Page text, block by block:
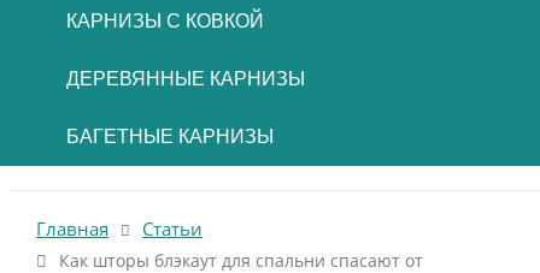
КАРНИЗЫ С КОВКОЙ
ДЕРЕВЯННЫЕ КАРНИЗЫ
БАГЕТНЫЕ КАРНИЗЫ
Главная Статьи
Как шторы блэкаут для спальни спасают от